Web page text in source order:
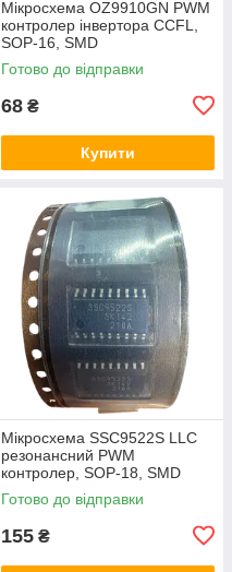
Мікросхема OZ9910GN PWM
контролер інвертора CCFL,
SOP-16, SMD
Готово до відправки
68 ₴
Купити
Мікросхема SSC9522S LLC
резонансний PWM
контролер, SOP-18, SMD
Готово до відправки
155 ₴